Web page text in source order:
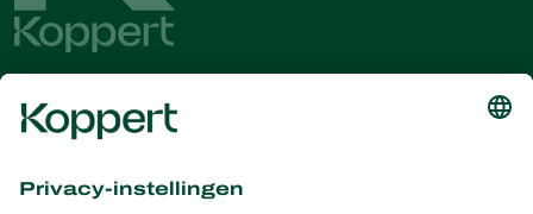
Ontvang het laatste nieuws en
informatie